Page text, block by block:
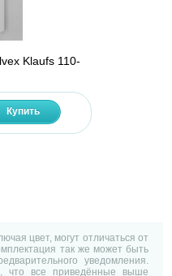
Klaufs 110-
Купить
цвет, могут отличаться от
так же может быть
уведомления.
все приведённые выше